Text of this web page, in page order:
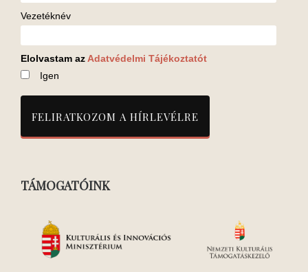
Vezetéknév
Elolvastam az Adatvédelmi Tájékoztatót
Igen
TÁMOGATÓINK